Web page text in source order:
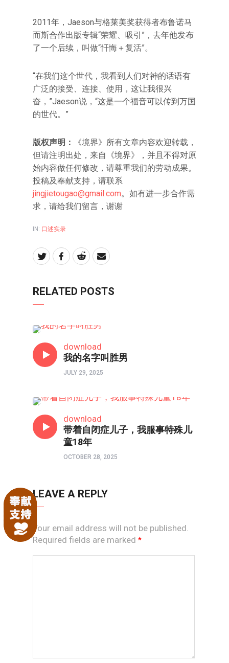
2011年，Jaeson与格莱美奖获得者布鲁诺马
而斯合作出版专辑“荣耀、吸引”，去年他发布
了一个后续，叫做“忏悔＋复活”。
“在我们这个世代，我看到人们对神的话语有
广泛的接受、连接、使用，这让我很兴
奋，”Jaeson说，“这是一个福音可以传到万国
的世代。”
版权声明：
《境界》所有文章内容欢迎转载，
但请注明出处，来自《境界》，并且不得对原
始内容做任何修改，请尊重我们的劳动成果。
投稿及奉献支持，请联系
jingjietougao@gmail.com。如有进一步合作需
求，请给我们留言，谢谢
IN: 口述实录
RELATED POSTS
download
我的名字叫胜男
JULY 29, 2025
download
带着自闭症儿子，我服事特殊儿
童18年
OCTOBER 28, 2025
LEAVE A REPLY
Your email address will not be published.
Required fields are marked *